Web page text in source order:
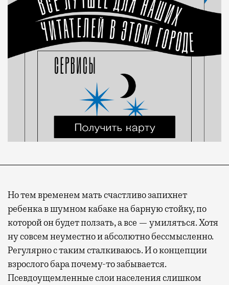
Но тем временем мать счастливо запихнет
ребенка в шумном кабаке на барную стойку, по
которой он будет ползать, а все — умиляться. Хотя
ну совсем неуместно и абсолютно бессмысленно.
Регулярно с таким сталкиваюсь. И о концепции
взрослого бара почему-то забывается.
Псевдоущемленные слои населения слишком